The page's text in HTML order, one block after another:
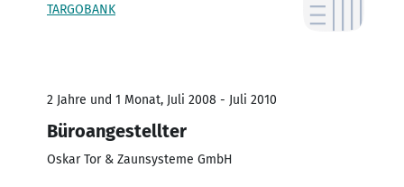
TARGOBANK
2 Jahre und 1 Monat, Juli 2008 - Juli 2010
Büroangestellter
Oskar Tor & Zaunsysteme GmbH